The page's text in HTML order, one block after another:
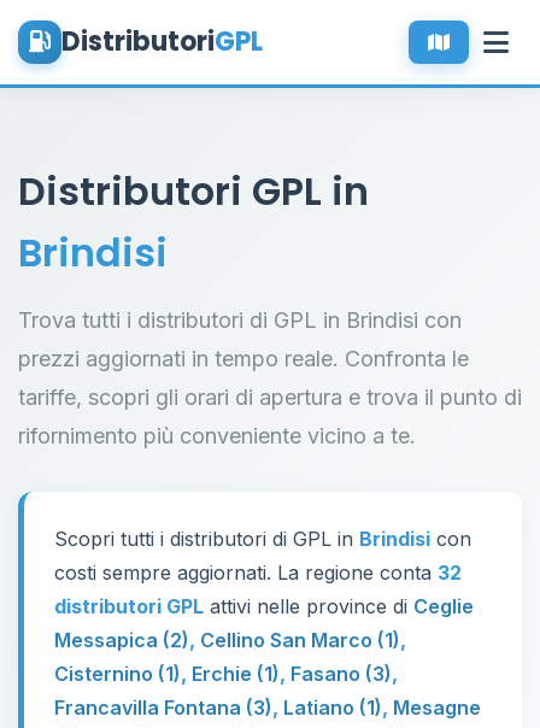
DistributoriGPL
Distributori GPL in
Brindisi
Trova tutti i distributori di GPL in Brindisi con
prezzi aggiornati in tempo reale. Confronta le
tariffe, scopri gli orari di apertura e trova il punto di
rifornimento più conveniente vicino a te.
Scopri tutti i distributori di GPL in Brindisi con
costi sempre aggiornati. La regione conta 32
distributori GPL attivi nelle province di Ceglie
Messapica (2), Cellino San Marco (1),
Cisternino (1), Erchie (1), Fasano (3),
Francavilla Fontana (3), Latiano (1), Mesagne